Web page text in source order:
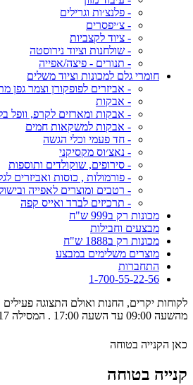
- פלנצ׳ות וגרילים
- צ׳יפסרים
- ציוד לקצביות
- שולחנות וציוד נירוסטה
- תנורים - פיצה/אפייה
חומרי גלם למכונות וציוד משלים
- אביזרים לפופקורן וצמר גפן
- אבקות
- אבקות ומארזים לקרפ, וופל
- אבקות למשקאות חמים
- חד פעמי וכלי הגשה
- נאצ׳וס מקסיקני
- סירופים, שוקולדים ותוספות
- פורמולות , כוסות ואביזרים
- רטבים ומוצרים לאפייה
- תרכיזים לברד ואייס קפה
מכונות רק ב999 ש"ח
מבצעים וחבילות
מכונות רק ב1888 ש"ח
מוצרים משלימים במבצע
התחברות
1-700-55-22-56
לקוחות יקרים, החנות ואולם התצוגה
מהשעה 09:00 עד השעה 17:00 . המסילה 17 נשר .
כאן הקנייה בטוחה
קנייה בטוחה